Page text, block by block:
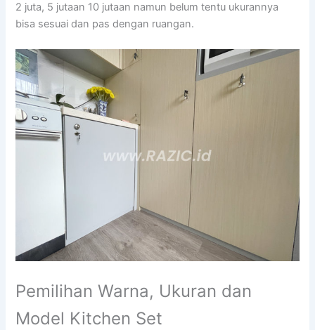
2 juta, 5 jutaan 10 jutaan namun belum tentu ukurannya
bisa sesuai dan pas dengan ruangan.
Pemilihan Warna, Ukuran dan
Model Kitchen Set